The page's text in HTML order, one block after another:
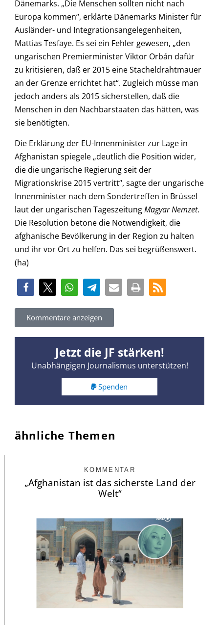
Dänemarks. „Die Menschen sollten nicht nach
Europa kommen“, erklärte Dänemarks Minister für
Ausländer- und Integrationsangelegenheiten,
Mattias Tesfaye. Es sei ein Fehler gewesen, „den
ungarischen Premierminister Viktor Orbán dafür
zu kritisieren, daß er 2015 eine Stacheldrahtmauer
an der Grenze errichtet hat“. Zugleich müsse man
jedoch anders als 2015 sicherstellen, daß die
Menschen in den Nachbarstaaten das hätten, was
sie benötigten.
Die Erklärung der EU-Innenminister zur Lage in
Afghanistan spiegele „deutlich die Position wider,
die die ungarische Regierung seit der
Migrationskrise 2015 vertritt“, sagte der ungarische
Innenminister nach dem Sondertreffen in Brüssel
laut der ungarischen TageszeitungMagyar Nemzet.
Die Resolution betone die Notwendigkeit, die
afghanische Bevölkerung in der Region zu halten
und ihr vor Ort zu helfen. Das sei begrüßenswert.
(ha)
Kommentare anzeigen
Jetzt die JF stärken!
Unabhängigen Journalismus unterstützen!
Spenden
ähnliche Themen
KOMMENTAR
„Afghanistan ist das sicherste Land der
Welt“